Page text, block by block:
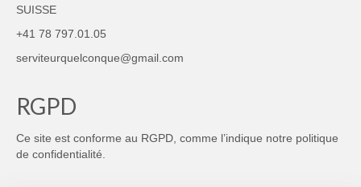
SUISSE
+41 78 797.01.05
serviteurquelconque@gmail.com
RGPD
Ce site est conforme au RGPD, comme l’indique notre politique
de confidentialité